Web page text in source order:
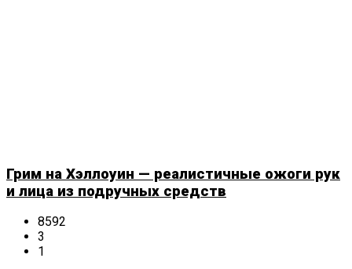
Грим на Хэллоуин — реалистичные ожоги рук
и лица из подручных средств
8592
3
1